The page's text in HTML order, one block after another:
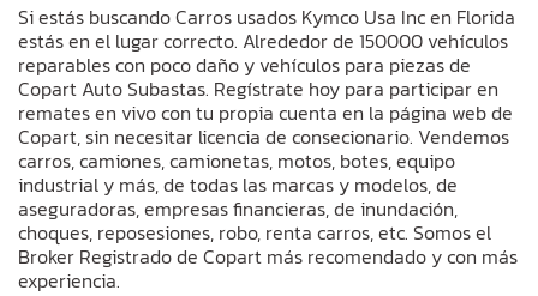
Si estás buscando Carros usados Kymco Usa Inc en Florida
estás en el lugar correcto. Alrededor de 150000 vehículos
reparables con poco daño y vehículos para piezas de
Copart Auto Subastas. Regístrate hoy para participar en
remates en vivo con tu propia cuenta en la página web de
Copart, sin necesitar licencia de consecionario. Vendemos
carros, camiones, camionetas, motos, botes, equipo
industrial y más, de todas las marcas y modelos, de
aseguradoras, empresas financieras, de inundación,
choques, reposesiones, robo, renta carros, etc. Somos el
Broker Registrado de Copart más recomendado y con más
experiencia.